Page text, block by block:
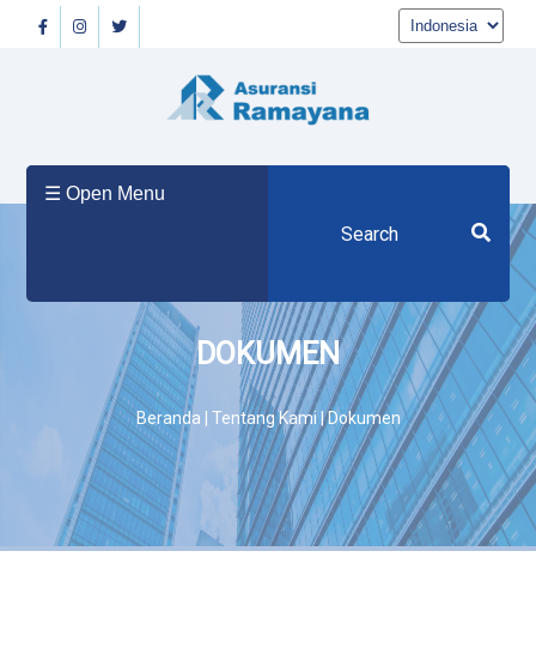
☰ Open Menu
Tentang
Produk
Berita
DOKUMEN
Beranda | Tentang Kami | Dokumen